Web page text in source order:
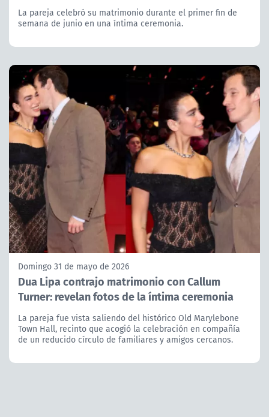
La pareja celebró su matrimonio durante el primer fin de
semana de junio en una íntima ceremonia.
Domingo 31 de mayo de 2026
Dua Lipa contrajo matrimonio con Callum
Turner: revelan fotos de la íntima ceremonia
La pareja fue vista saliendo del histórico Old Marylebone
Town Hall, recinto que acogió la celebración en compañía
de un reducido círculo de familiares y amigos cercanos.